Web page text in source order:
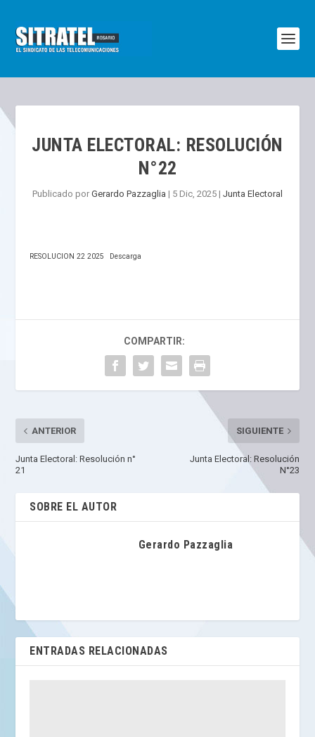
JUNTA ELECTORAL: RESOLUCIÓN
N°22
Publicado por Gerardo Pazzaglia | 5 Dic, 2025 | Junta Electoral
RESOLUCION 22 2025 Descarga
COMPARTIR:
ANTERIOR
Junta Electoral: Resolución n°
21
SIGUIENTE
Junta Electoral: Resolución
N°23
SOBRE EL AUTOR
Gerardo Pazzaglia
ENTRADAS RELACIONADAS